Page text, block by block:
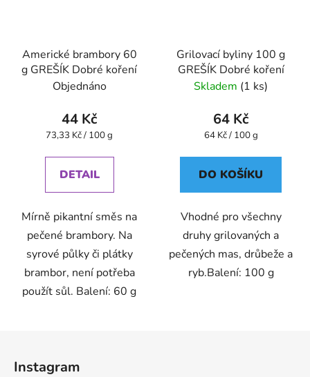
Americké brambory 60
g GREŠÍK Dobré koření
Objednáno
44 Kč
Měrná
73,33 Kč / 100 g
DETAIL
Mírně pikantní směs na
pečené brambory. Na
syrové půlky či plátky
brambor, není potřeba
použít sůl. Balení: 60 g
Grilovací byliny 100 g
GREŠÍK Dobré koření
Skladem (1 ks)
64 Kč
Měrná
64 Kč / 100 g
DO KOŠÍKU
Vhodné pro všechny
druhy grilovaných a
pečených mas, drůbeže a
ryb.Balení: 100 g
Instagram